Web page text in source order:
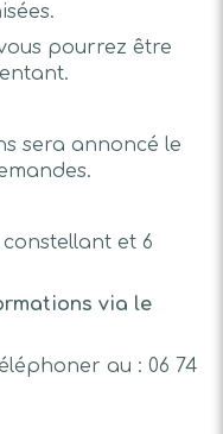
pourrez être
sera annoncé le
et 6
via le
au : 06 74